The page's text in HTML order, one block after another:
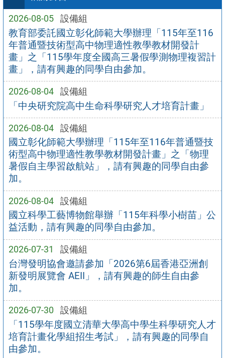
2026-08-05 設備組
教育部委託國立彰化師範大學辦理「115年至116
年普通暨技術型高中物理適性教學教材開發計
畫」之「115學年度全國高三暑假學測物理複習計
畫」，請有興趣的同學自由參加。
2026-08-04 設備組
「中央研究院高中生命科學研究人才培育計畫」
2026-08-04 設備組
國立彰化師範大學辦理「115年至116年普通暨技
術型高中物理適性教學教材開發計畫」之「物理
暑假自主學習啟航站」，請有興趣的同學自由參
加。
2026-08-04 設備組
國立科學工藝博物館舉辦「115年科學小樹苗」公
益活動，請有興趣的同學自由參加。
2026-07-31 設備組
台灣發明協會邀請參加「2026第6屆香港亞洲創
新發明展覽會 AEII」，請有興趣的師生自由參
加。
2026-07-30 設備組
「115學年度國立清華大學高中學生科學研究人才
培育計畫化學組招生考試」，請有興趣的同學自
由參加。